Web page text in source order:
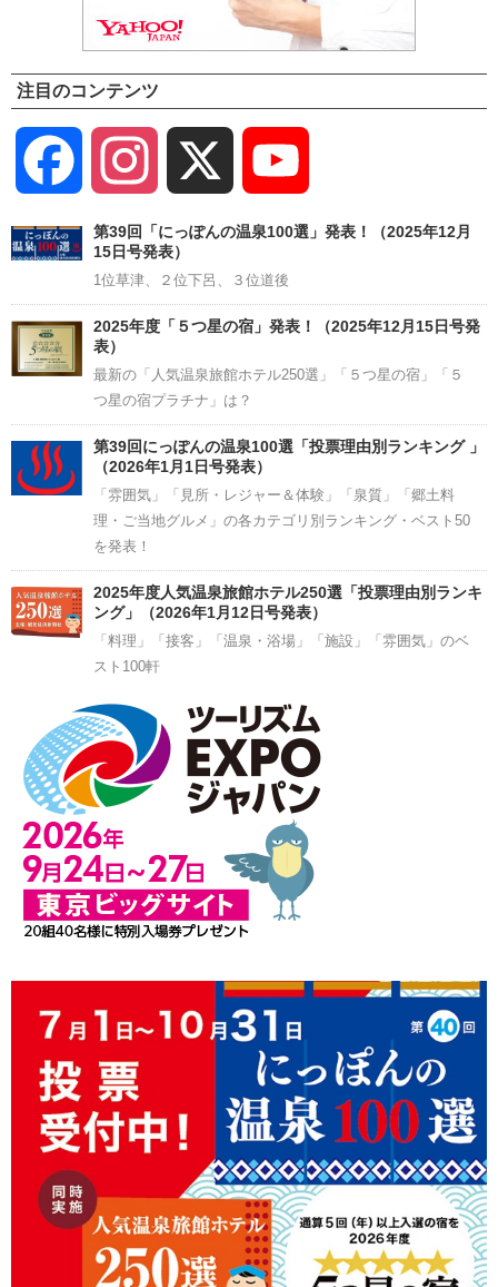
注目のコンテンツ
Facebook Instagram
Channel
第39回「にっぽんの温泉100選」発表！（2025年12月
15日号発表）
1位草津、２位下呂、３位道後
2025年度「５つ星の宿」発表！（2025年12月15日号発
表）
最新の「人気温泉旅館ホテル250選」「５つ星の宿」「５
つ星の宿プラチナ」は？
第39回にっぽんの温泉100選「投票理由別ランキング 」
（2026年1月1日号発表）
「雰囲気」「見所・レジャー＆体験」「泉質」「郷土料
理・ご当地グルメ」の各カテゴリ別ランキング・ベスト50
を発表！
2025年度人気温泉旅館ホテル250選「投票理由別ランキ
ング」（2026年1月12日号発表）
「料理」「接客」「温泉・浴場」「施設」「雰囲気」のベ
スト100軒